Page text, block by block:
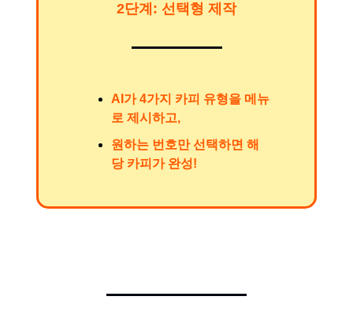
2단계: 선택형 제작
AI가 4가지 카피 유형을 메뉴
로 제시하고,
원하는 번호만 선택하면 해
당 카피가 완성!